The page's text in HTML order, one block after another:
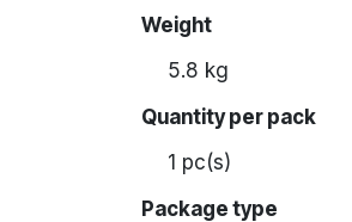
Weight
5.8 kg
Quantity per pack
1 pc(s)
Package type